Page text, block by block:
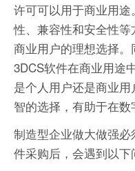
许可可以用于商业用
性、兼容性和安全性
商业用户的理想选择
3DCS软件在商业用途
是个人用户还是商业
智的选择，有助于在
制造型企业做大做强
件采购后，会遇到以下